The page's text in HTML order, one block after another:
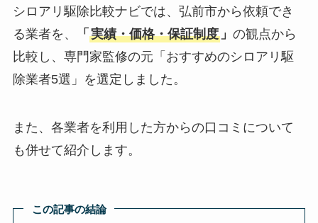
シロアリ駆除比較ナビでは、弘前市から依頼でき
る業者を、
「 実績・価格・保証制度」 の観点から
比較し、専門家監修の元「おすすめのシロアリ駆
除業者5選」を選定しました。
また、各業者を利用した方からの口コミについて
も併せて紹介します。
この記事の結論